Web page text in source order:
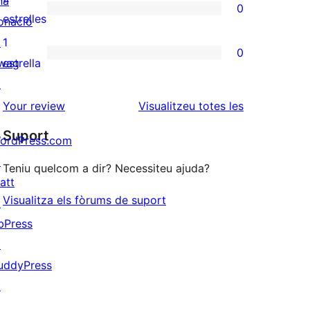
estrelles
de
3
estrelles
0
valoracions
de
estrelles
estrelles
0
0
de
estrelles
1
estrella
0
Your review Visualitzeu totes lesressenyes
Suport
Teniu quelcom a dir? Necessiteu ajuda?
Visualitza els fòrums de suport